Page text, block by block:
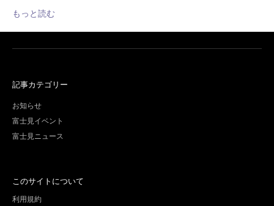
もっと読む
記事カテゴリー
お知らせ
富士見イベント
富士見ニュース
このサイトについて
利用規約